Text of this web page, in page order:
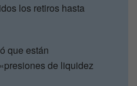
los retiros hasta
que están
de liquidez